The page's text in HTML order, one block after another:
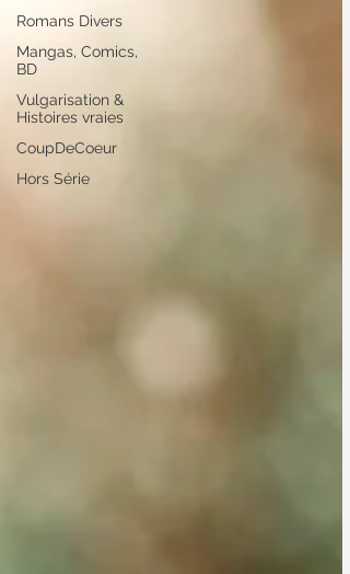
Romans Divers
Mangas, Comics,
BD
Vulgarisation &
Histoires vraies
CoupDeCoeur
Hors Série